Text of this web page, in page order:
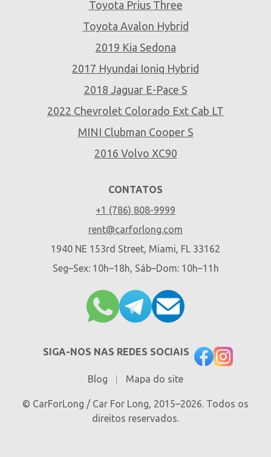
Toyota Prius Three
Toyota Avalon Hybrid
2019 Kia Sedona
2017 Hyundai Ioniq Hybrid
2018 Jaguar E-Pace S
2022 Chevrolet Colorado Ext Cab LT
MINI Clubman Cooper S
2016 Volvo XC90
CONTATOS
+1 (786) 808-9999
rent@carforlong.com
1940 NE 153rd Street, Miami, FL 33162
Seg–Sex: 10h–18h, Sáb–Dom: 10h–11h
SIGA-NOS NAS REDES SOCIAIS
Blog Mapa do site
© CarForLong / Car For Long, 2015–2026. Todos os
direitos reservados.